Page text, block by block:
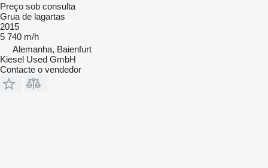
Preço sob consulta
Grua de lagartas
2015
5 740 m/h
Alemanha, Baienfurt
Kiesel Used GmbH
Contacte o vendedor